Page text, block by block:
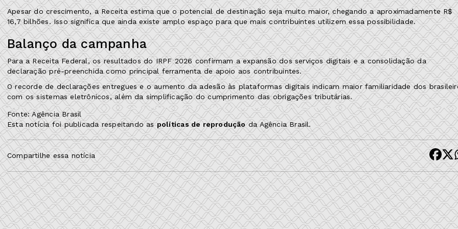
Apesar do crescimento, a Receita estima que o potencial de destinação seja muito maior, chegando a aproximadamente R$
16,7 bilhões. Isso significa que ainda existe amplo espaço para que mais contribuintes utilizem essa possibilidade.
Balanço da campanha
Para a Receita Federal, os resultados do IRPF 2026 confirmam a expansão dos serviços digitais e a consolidação da
declaração pré-preenchida como principal ferramenta de apoio aos contribuintes.
O recorde de declarações entregues e o aumento da adesão às plataformas digitais indicam maior familiaridade dos
com os sistemas eletrônicos, além da simplificação do cumprimento das obrigações tributárias.
Fonte: Agência Brasil
Esta notícia foi publicada respeitando aspolíticas de reproduçãoda Agência Brasil.
Compartilhe essa notícia